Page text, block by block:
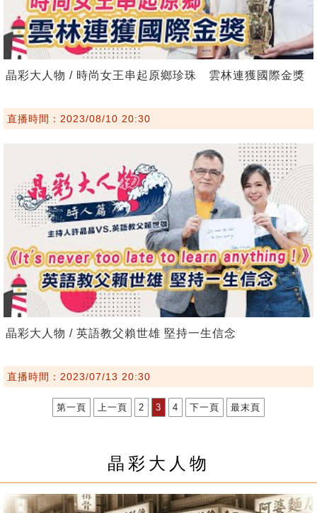
晶彩大人物 / 時尚女王串起原鄉珍珠 雲林連獲國際金獎
直播時間：2023/08/10 20:30
晶彩大人物 / 英語教父賴世雄 堅持一生信念
直播時間：2023/07/13 20:30
第一頁 上一頁 2 3 4 下一頁 最末頁
晶彩大人物